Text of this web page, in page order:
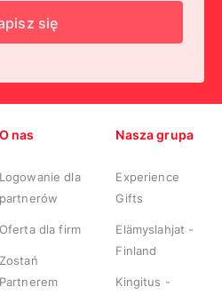
się
O nas
Logowanie dla
partnerów
Oferta dla firm
Zostań
Partnerem
Nasza grupa
Experience
Gifts
Elämyslahjat -
Finland
Kingitus -